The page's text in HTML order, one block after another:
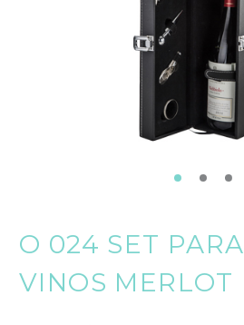
O 024 SET PARA
VINOS MERLOT